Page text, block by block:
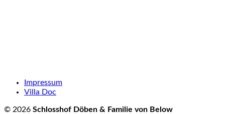
Impressum
Villa Doc
© 2026 Schlosshof Döben & Familie von Below